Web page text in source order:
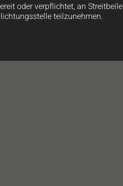
oder verpflichtet, an
teilzunehmen.